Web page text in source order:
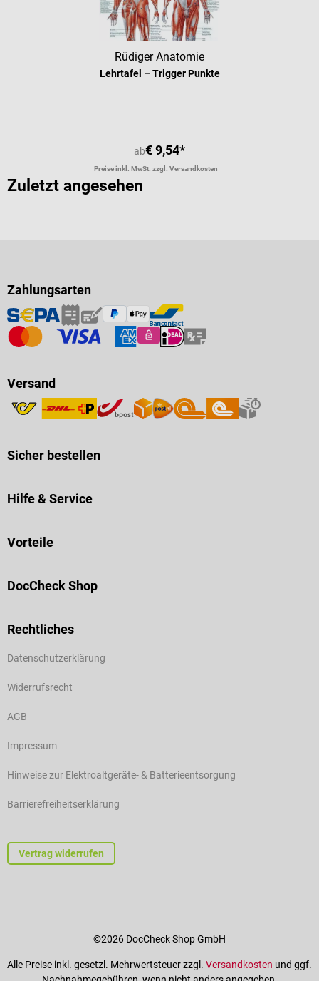
Rüdiger Anatomie
Lehrtafel – Trigger Punkte
ab€ 9,54*
Preise inkl. MwSt. zzgl. Versandkosten
Zuletzt angesehen
Zahlungsarten
Versand
Sicher bestellen
Hilfe & Service
Vorteile
DocCheck Shop
Rechtliches
Datenschutzerklärung
Widerrufsrecht
AGB
Impressum
Hinweise zur Elektroaltgeräte- & Batterieentsorgung
Barrierefreiheitserklärung
Vertrag widerrufen
©2026 DocCheck Shop GmbH
Alle Preise inkl. gesetzl. Mehrwertsteuer zzgl. Versandkosten und ggf.